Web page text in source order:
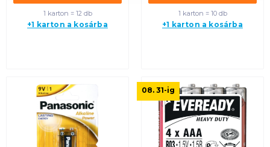
1 karton = 12 db
+1 karton a kosárba
1 karton = 10 db
+1 karton a kosárba
08. 31-ig